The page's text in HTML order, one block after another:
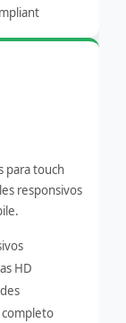
para touch
responsivos
HD